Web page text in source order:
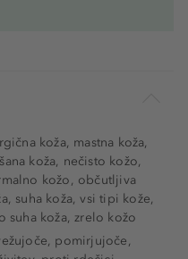
koža, mastna koža,
koža, nečisto kožo,
kožo, občutljiva
suha koža, vsi tipi kože,
suha koža, zrelo kožo
pomirjujoče,